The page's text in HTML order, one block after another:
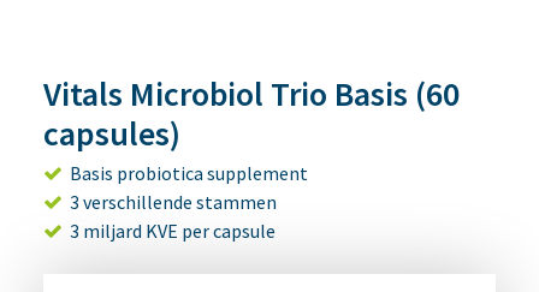
Vitals Microbiol Trio Basis (60
capsules)
Basis probiotica supplement
3 verschillende stammen
3 miljard KVE per capsule